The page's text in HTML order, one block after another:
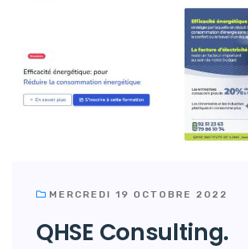
MERCREDI 19 OCTOBRE 2022
QHSE Consulting.